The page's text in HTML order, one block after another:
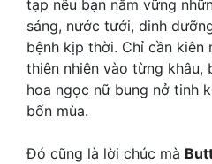
tạp nếu bạn nắm vững
sáng, nước tưới, dinh
bệnh kịp thời. Chỉ cần kiên
thiên nhiên vào từng khâu,
hoa ngọc nữ bung nở tinh
bốn mùa.
Đó cũng là lời chúc mà